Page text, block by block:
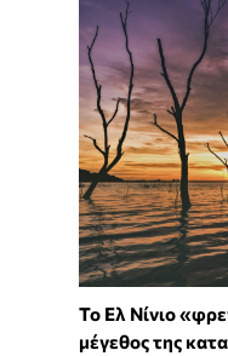
Το Ελ Νίνιο
μέγεθος της